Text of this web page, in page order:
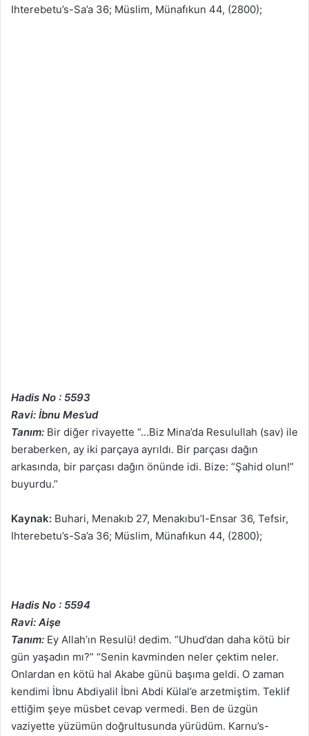
Ihterebetu’s-Sa’a 36; Müslim, Münafıkun 44, (2800);
Hadis No : 5593
Ravi: İbnu Mes’ud
Tanım: Bir diğer rivayette “…Biz Mina’da Resulullah (sav) ile
beraberken, ay iki parçaya ayrıldı. Bir parçası dağın
arkasında, bir parçası dağın önünde idi. Bize: “Şahid olun!”
buyurdu.”
Kaynak: Buhari, Menakıb 27, Menakıbu’l-Ensar 36, Tefsir,
Ihterebetu’s-Sa’a 36; Müslim, Münafıkun 44, (2800);
Hadis No : 5594
Ravi: Aişe
Tanım: Ey Allah’ın Resulü! dedim. “Uhud’dan daha kötü bir
gün yaşadın mı?” “Senin kavminden neler çektim neler.
Onlardan en kötü hal Akabe günü başıma geldi. O zaman
kendimi İbnu Abdiyalil İbni Abdi Külal’e arzetmiştim. Teklif
ettiğim şeye müsbet cevap vermedi. Ben de üzgün
vaziyette yüzümün doğrultusunda yürüdüm. Karnu’s-